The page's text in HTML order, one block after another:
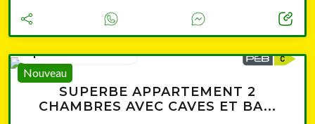
Nouveau
à partir de 199 000 €
SUPERBE APPARTEMENT 2
CHAMBRES AVEC CAVES ET BA...